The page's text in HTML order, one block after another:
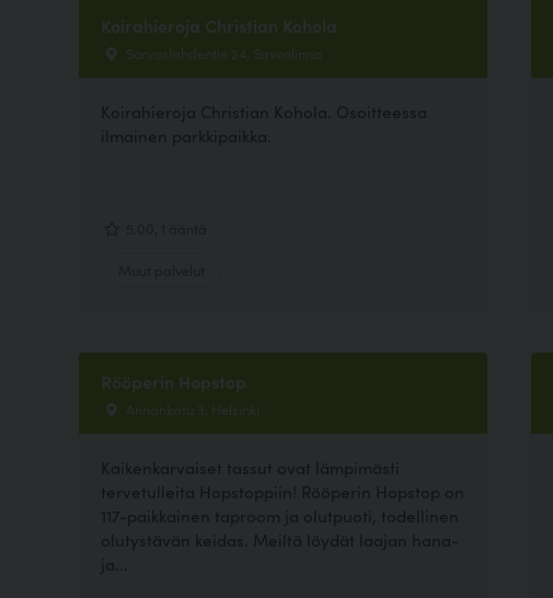
Koirahieroja Christian Kohola
Sorvaslahdentie 24, Savonlinna
Koirahieroja Christian Kohola. Osoitteessa
ilmainen parkkipaikka.
Rööperin Hopstop
Annankatu 3, Helsinki
Kaikenkarvaiset tassut ovat lämpimästi
tervetulleita Hopstoppiin! Rööperin Hopstop on
117-paikkainen taproom ja olutpuoti, todellinen
olutystävän keidas. Meiltä löydät laajan hana-
ja...